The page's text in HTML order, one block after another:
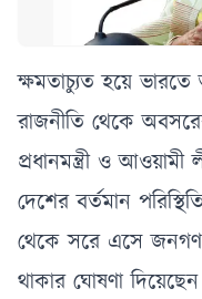
ক্ষমতাচ্যুত হয়ে
রাজনীতি থেকে
প্রধানমন্ত্রী ও
দেশের বর্তমান
থেকে সরে এসে জনগণ
থাকার ঘোষণা